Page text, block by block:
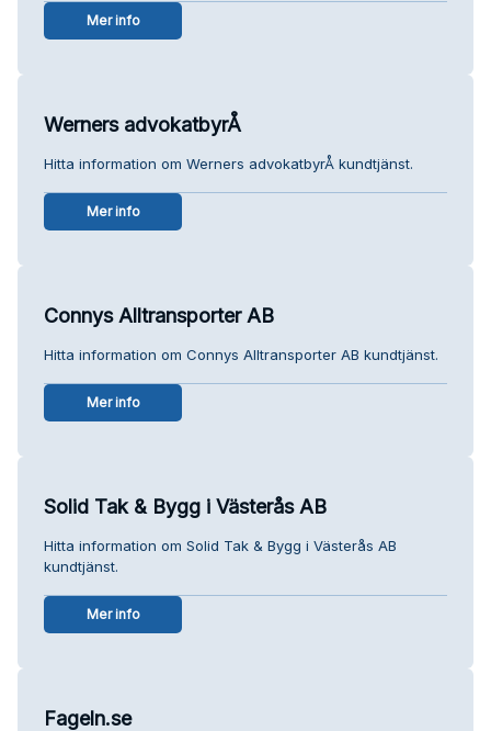
Mer info
Werners advokatbyrÅ
Hitta information om Werners advokatbyrÅ kundtjänst.
Mer info
Connys Alltransporter AB
Hitta information om Connys Alltransporter AB kundtjänst.
Mer info
Solid Tak & Bygg i Västerås AB
Hitta information om Solid Tak & Bygg i Västerås AB
kundtjänst.
Mer info
Fageln.se